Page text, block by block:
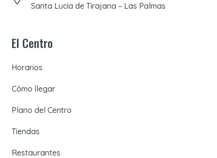
Santa Lucía de Tirajana – Las Palmas
El Centro
Horarios
Cómo llegar
Plano del Centro
Tiendas
Restaurantes